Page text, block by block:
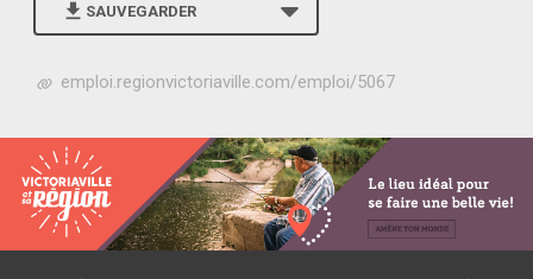
SAUVEGARDER
h
p
s
:
/
/
emploi.regionvictoriaville.com/emploi/5067